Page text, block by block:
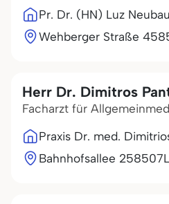
Pr. Dr. (HN) Luz
Wehberger Straße 4
Herr Dr. Dimitros
Facharzt für
Praxis Dr. med.
Bahnhofsallee 258507